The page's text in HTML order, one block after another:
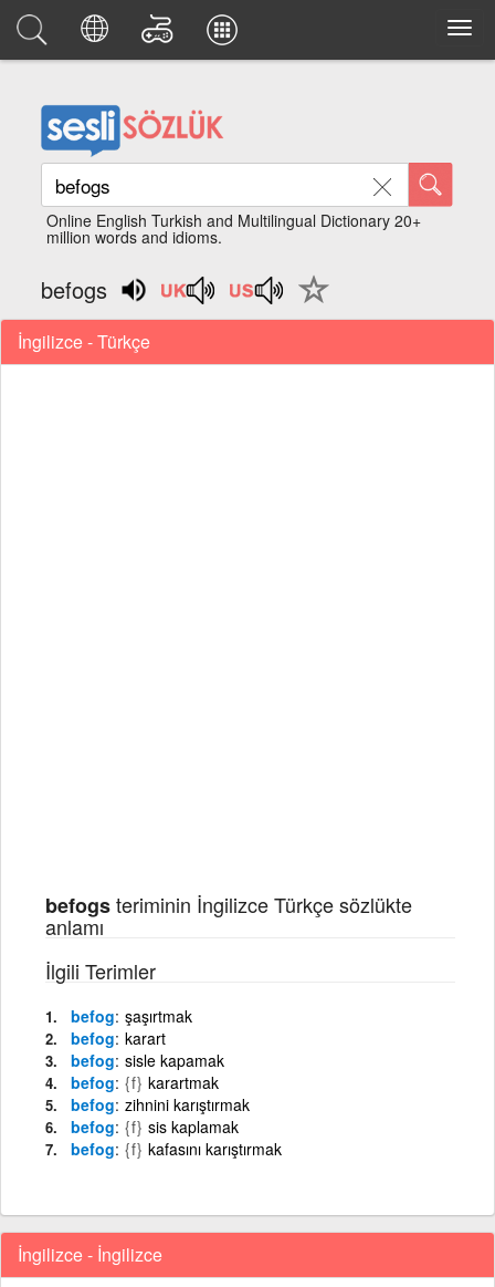
Online English Turkish and Multilingual Dictionary 20+
million words and idioms.
befogs
İngilizce - Türkçe
befogsteriminin İngilizce Türkçe sözlükte
anlamı
İlgili Terimler
befog şaşırtmak
befog karart
befog sisle kapamak
befog {f} karartmak
befog zihnini karıştırmak
befog {f} sis kaplamak
befog {f} kafasını karıştırmak
İngilizce - İngilizce